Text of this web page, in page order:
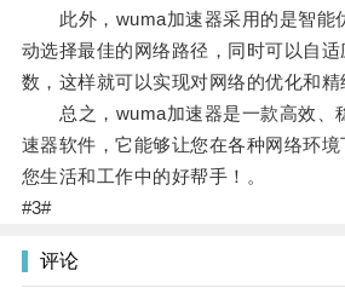
此外，wuma加速器采用的是智能
动选择最佳的网络路径，同时可以自
数，这样就可以实现对网络的优化和精
总之，wuma加速器是一款高效、
速器软件，它能够让您在各种网络环
您生活和工作中的好帮手！。
#3#
评论